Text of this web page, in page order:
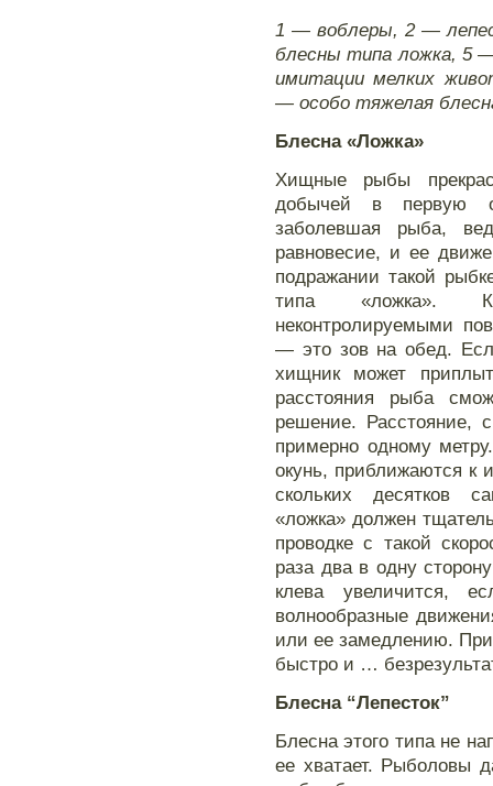
1 — воблеры, 2 —
блесны типа ложка, 5
имитации мелких
— особо тяжелая
Блесна «Ложка»
Хищные рыбы
добычей в первую
заболевшая рыба,
равновесие, и ее
подражании такой
типа «ложка».
неконтролируемыми
— это зов на обед.
хищник может
расстояния рыба
решение. Расстояние,
примерно одному
окунь, приближаются к
скольких десятков
«ложка» должен
проводке с такой
раза два в одну
клева увеличится,
волнообразные
или ее замедлению.
быстро и …
Блесна “Лепесток”
Блесна этого типа не
ее хватает. Рыболовы